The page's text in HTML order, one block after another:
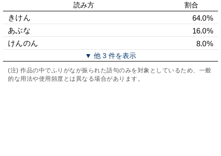
読み方 割合
きけん
64.0%
あぶな
16.0%
けんのん
8.0%
▼ 他 3 件を表示
(注) 作品の中でふりがなが振られた語句のみを対象としているため、一般
的な用法や使用頻度とは異なる場合があります。